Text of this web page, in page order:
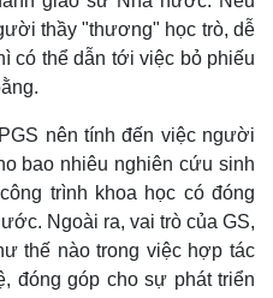
thầy "thương" học trò, dễ
có thể dẫn tới việc bỏ phiếu
nên tính đến việc người
bao nhiêu nghiên cứu sinh
trình khoa học có đóng
Ngoài ra, vai trò của GS,
thế nào trong việc hợp tác
đóng góp cho sự phát triển